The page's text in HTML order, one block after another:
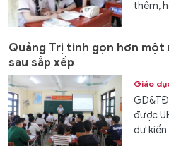
thêm,
Quảng Trị tinh gọn hơn
sau sắp xếp
Giáo
được
dự kiến